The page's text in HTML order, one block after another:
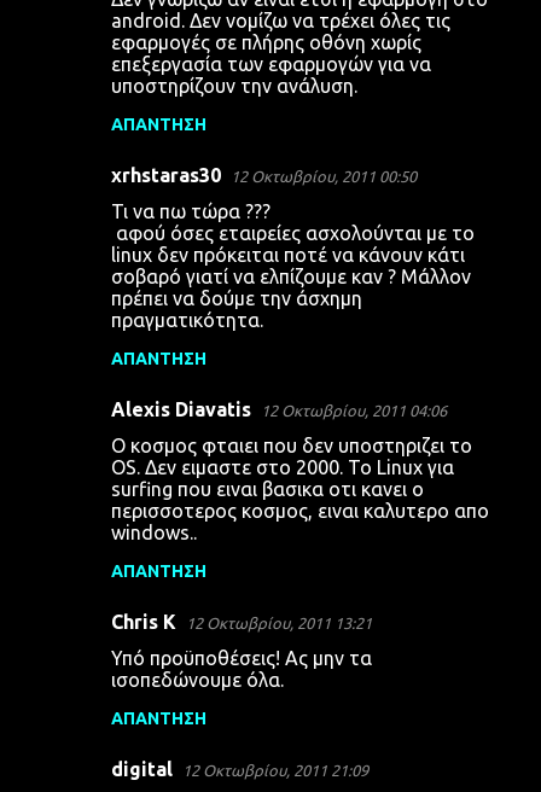
android. Δεν νομίζω να τρέχει όλες τις
εφαρμογές σε πλήρης οθόνη χωρίς
επεξεργασία των εφαρμογών για να
υποστηρίζουν την ανάλυση.
ΑΠΆΝΤΗΣΗ
xrhstaras30 12 Οκτωβρίου, 2011 00:50
Τι να πω τώρα ???
αφού όσες εταιρείες ασχολούνται με το
linux δεν πρόκειται ποτέ να κάνουν κάτι
σοβαρό γιατί να ελπίζουμε καν ? Μάλλον
πρέπει να δούμε την άσχημη
πραγματικότητα.
ΑΠΆΝΤΗΣΗ
Alexis Diavatis 12 Οκτωβρίου, 2011 04:06
Ο κοσμος φταιει που δεν υποστηριζει το
OS. Δεν ειμαστε στο 2000. Το Linux για
surfing που ειναι βασικα οτι κανει ο
περισσοτερος κοσμος, ειναι καλυτερο απο
windows..
ΑΠΆΝΤΗΣΗ
Chris K 12 Οκτωβρίου, 2011 13:21
Υπό προϋποθέσεις! Ας μην τα
ισοπεδώνουμε όλα.
ΑΠΆΝΤΗΣΗ
digital 12 Οκτωβρίου, 2011 21:09